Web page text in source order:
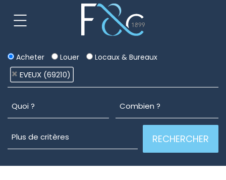
Acheter Louer Locaux & Bureaux
EVEUX (69210)